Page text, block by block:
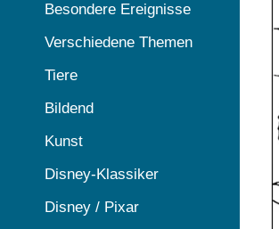
Besondere Ereignisse
Verschiedene Themen
Tiere
Bildend
Kunst
Disney-Klassiker
Disney / Pixar